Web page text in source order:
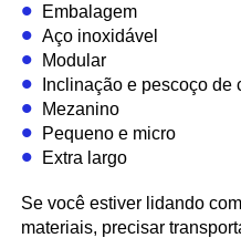
Embalagem
Aço inoxidável
Modular
Inclinação e pescoço de
Mezanino
Pequeno e micro
Extra largo
Se você estiver lidando
materiais, precisar